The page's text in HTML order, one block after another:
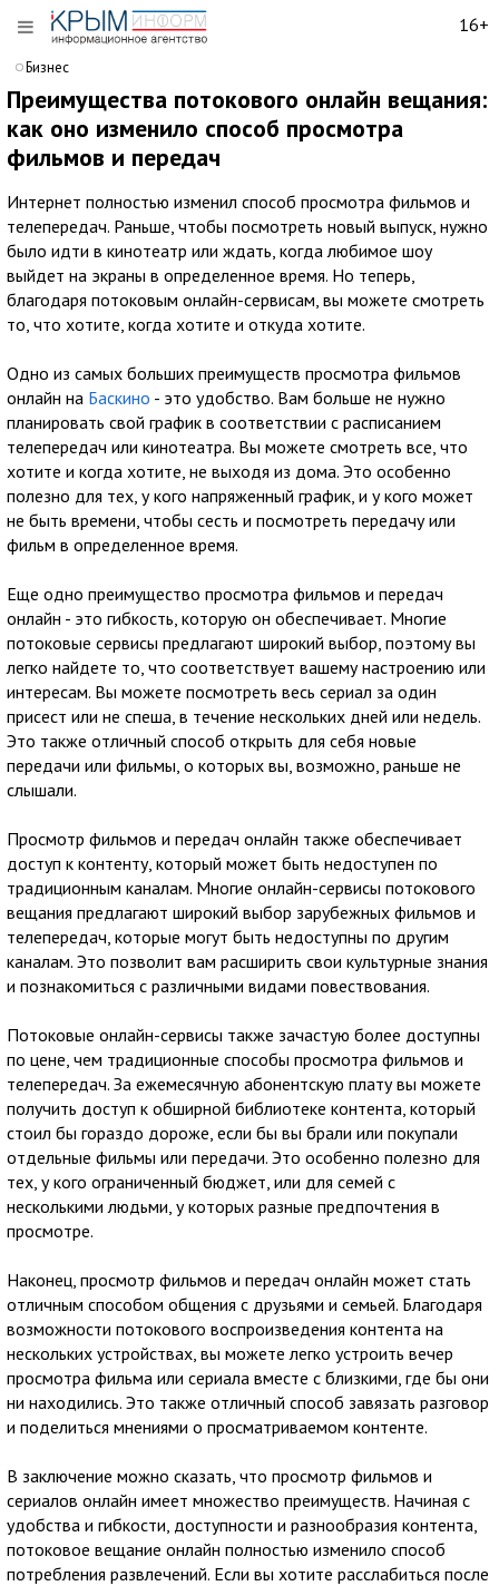
16+
Бизнес
Преимущества потокового онлайн вещания:
как оно изменило способ просмотра
фильмов и передач
Интернет полностью изменил способ просмотра фильмов и
телепередач. Раньше, чтобы посмотреть новый выпуск, нужно
было идти в кинотеатр или ждать, когда любимое шоу
выйдет на экраны в определенное время. Но теперь,
благодаря потоковым онлайн-сервисам, вы можете смотреть
то, что хотите, когда хотите и откуда хотите.
Одно из самых больших преимуществ просмотра фильмов
онлайн на Баскино - это удобство. Вам больше не нужно
планировать свой график в соответствии с расписанием
телепередач или кинотеатра. Вы можете смотреть все, что
хотите и когда хотите, не выходя из дома. Это особенно
полезно для тех, у кого напряженный график, и у кого может
не быть времени, чтобы сесть и посмотреть передачу или
фильм в определенное время.
Еще одно преимущество просмотра фильмов и передач
онлайн - это гибкость, которую он обеспечивает. Многие
потоковые сервисы предлагают широкий выбор, поэтому вы
легко найдете то, что соответствует вашему настроению или
интересам. Вы можете посмотреть весь сериал за один
присест или не спеша, в течение нескольких дней или недель.
Это также отличный способ открыть для себя новые
передачи или фильмы, о которых вы, возможно, раньше не
слышали.
Просмотр фильмов и передач онлайн также обеспечивает
доступ к контенту, который может быть недоступен по
традиционным каналам. Многие онлайн-сервисы потокового
вещания предлагают широкий выбор зарубежных фильмов и
телепередач, которые могут быть недоступны по другим
каналам. Это позволит вам расширить свои культурные знания
и познакомиться с различными видами повествования.
Потоковые онлайн-сервисы также зачастую более доступны
по цене, чем традиционные способы просмотра фильмов и
телепередач. За ежемесячную абонентскую плату вы можете
получить доступ к обширной библиотеке контента, который
стоил бы гораздо дороже, если бы вы брали или покупали
отдельные фильмы или передачи. Это особенно полезно для
тех, у кого ограниченный бюджет, или для семей с
несколькими людьми, у которых разные предпочтения в
просмотре.
Наконец, просмотр фильмов и передач онлайн может стать
отличным способом общения с друзьями и семьей. Благодаря
возможности потокового воспроизведения контента на
нескольких устройствах, вы можете легко устроить вечер
просмотра фильма или сериала вместе с близкими, где бы они
ни находились. Это также отличный способ завязать разговор
и поделиться мнениями о просматриваемом контенте.
В заключение можно сказать, что просмотр фильмов и
сериалов онлайн имеет множество преимуществ. Начиная с
удобства и гибкости, доступности и разнообразия контента,
потоковое вещание онлайн полностью изменило способ
потребления развлечений. Если вы хотите расслабиться после